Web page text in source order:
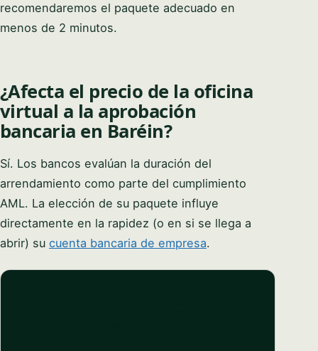
recomendaremos el paquete adecuado en
menos de 2 minutos.
¿Afecta el precio de la oficina
virtual a la aprobación
bancaria en Baréin?
Sí. Los bancos evalúan la duración del
arrendamiento como parte del cumplimiento
AML. La elección de su paquete influye
directamente en la rapidez (o en si se llega a
abrir) su cuenta bancaria de empresa.